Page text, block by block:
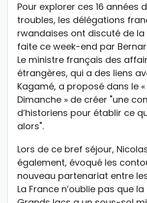
Pour explorer ces 16 années
troubles, les délégations
rwandaises ont discuté de
faite ce week-end par
Le ministre français des
étrangères, qui a des liens
Kagamé, a proposé dans le
Dimanche » de créer "une
d’historiens pour établir ce
alors".
Lors de ce bref séjour,
également, évoqué les
nouveau partenariat entre
La France n’oublie pas que